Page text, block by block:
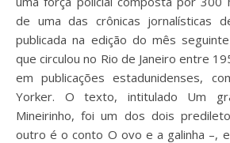
de uma das crônicas jornalísticas
publicada na edição do mês
que circulou no Rio de Janeiro entre
em publicações estadunidenses,
Yorker. O texto, intitulado Um
Mineirinho, foi um dos dois
outro é o conto O ovo e a galinha –,